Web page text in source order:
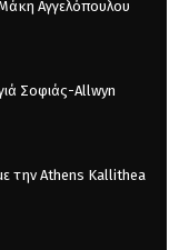
Αγγελόπουλου
Σοφιάς-Allwyn
την Athens Kallithea